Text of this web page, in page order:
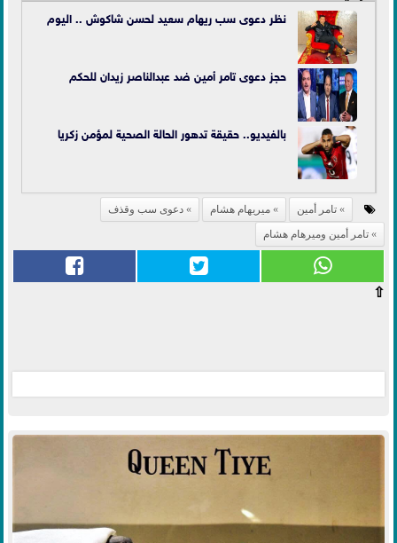
نظر دعوى سب ريهام سعيد لحسن شاكوش .. اليوم
حجز دعوى تامر أمين ضد عبدالناصر زيدان للحكم
بالفيديو.. حقيقة تدهور الحالة الصحية لمؤمن زكريا
تامر أمين ميريهام هشام
دعوى سب وقذف
تامر أمين وميرهام هشام
⇧